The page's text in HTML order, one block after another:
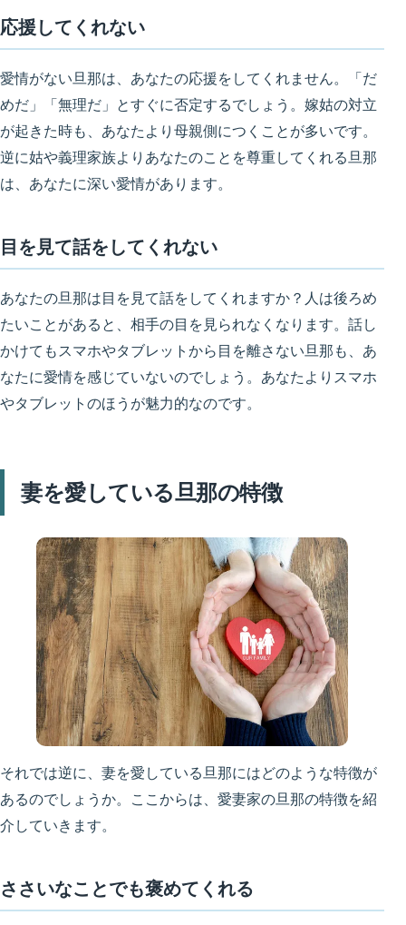
応援してくれない
愛情がない旦那は、あなたの応援をしてくれません。
「だ
めだ」「無理だ」とすぐに否定するでしょう。嫁姑の対立
が起きた時も、あなたより母親側につくことが多いです。
逆に姑や義理家族よりあなたのことを尊重してくれる旦那
は、あなたに深い愛情があります。
目を見て話をしてくれない
あなたの旦那は目を見て話をしてくれますか？ 人は後ろめ
たいことがあると、相手の目を見られなくなります。話し
かけてもスマホやタブレットから目を離さない旦那も、あ
なたに愛情を感じていないのでしょう。あなたよりスマホ
やタブレットのほうが魅力的なのです。
妻を愛している旦那の特徴
それでは逆に、妻を愛している旦那にはどのような特徴が
あるのでしょうか。ここからは、愛妻家の旦那の特徴を紹
介していきます。
ささいなことでも褒めてくれる